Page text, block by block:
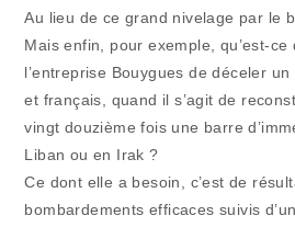
Au lieu de ce grand nivelage par le
Mais enfin, pour exemple, qu’est-ce
l’entreprise Bouygues de déceler
et français, quand il s’agit de
vingt douzième fois une barre
Liban ou en Irak ?
Ce dont elle a besoin, c’est de
bombardements efficaces suivis